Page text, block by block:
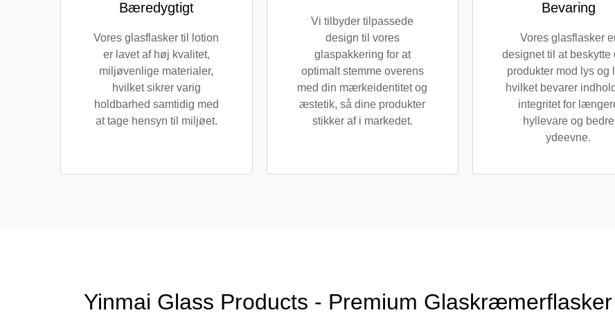
Bæredygtigt
Vores glasflasker til lotion
er lavet af høj kvalitet,
miljøvenlige materialer,
hvilket sikrer varig
holdbarhed samtidig med
at tage hensyn til miljøet.
Vi tilbyder tilpassede
design til vores
glaspakkering for at
optimalt stemme overens
med din mærkeidentitet og
æstetik, så dine produkter
stikker af i markedet.
Bevaring
Vores glasflasker
designet til at beskytte
produkter mod lys og
hvilket bevarer
integritet for
hyllevare og bedre
ydeevne.
Yinmai Glass Products - Premium